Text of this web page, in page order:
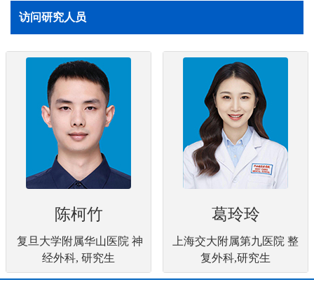
访问研究人员
陈柯竹
复旦大学附属华山医院 神
经外科, 研究生
葛玲玲
上海交大附属第九医院 整
复外科,研究生